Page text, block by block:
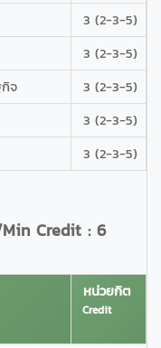
3 (2-3-5)
3 (2-3-5)
จ
3 (2-3-5)
3 (2-3-5)
3 (2-3-5)
Credit : 6
หน่วยกิต
Credit